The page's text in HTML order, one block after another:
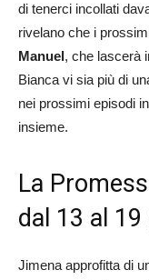
di tenerci incollati
rivelano che i
Manuel, che lascerà
Bianca vi sia più di
nei prossimi episodi
insieme.
La
dal 13 al
Jimena approfitta di